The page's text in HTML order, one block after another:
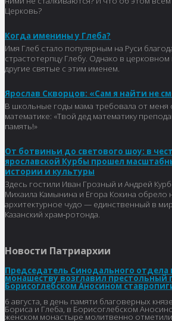
Церковь?
Когда именины у Глеба?
Имя Глеб стало популярным на Руси
страстотерпцу Глебу. Однако в церковном
другие святые с этим именем.
Ярослав Скворцов: «Сам я найти не
В школьные годы мама требовала от меня
математике: «Твой дед математику
память!»
От ботвиньи до светового шоу: в
ярославской Курбы прошел
истории и культуры
Здесь гостили Иван Грозный и Андрей
Михаила Камынина и Егора Кокина
архитектурное чудо — единственный в
Казанский храм‑ротонда.
Новости Патриархии
Председатель Синодального отдела
монашеству возглавил престольный
Борисоглебском Аносином
6 августа, в день памяти благоверных
Бориса и Глеба, в Борисоглебском
женском монастыре молитвенно